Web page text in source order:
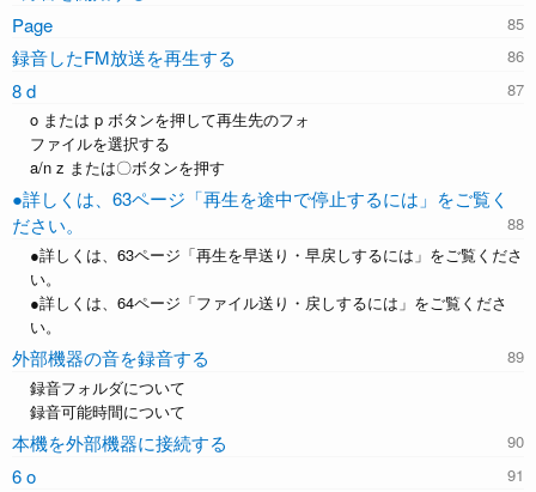
Page
録音したFM放送を再生する
8 d
o または p ボタンを押して再生先のフォ
ファイルを選択する
a/n z または〇ボタンを押す
●詳しくは、63ページ「再生を途中で停止するには」をご覧く
ださい。
●詳しくは、63ページ「再生を早送り・早戻しするには」をご覧くださ
い。
●詳しくは、64ページ「ファイル送り・戻しするには」をご覧くださ
い。
外部機器の音を録音する
録音フォルダについて
録音可能時間について
本機を外部機器に接続する
6 o